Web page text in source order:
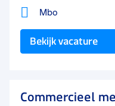
Mbo
Bekijk vacature
Commercieel